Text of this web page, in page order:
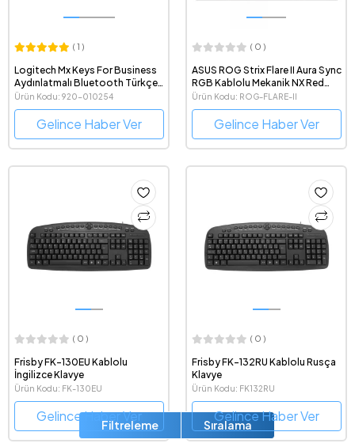
Filtreleme Sıralama
( 1 )
Logitech Mx Keys For Business
Aydınlatmalı Bluetooth Türkçe
Q Kurumsal Klavye
Ürün Kodu: 920-010254
Gelince Haber Ver
( 0 )
ASUS ROG Strix Flare II Aura Sync
RGB Kablolu Mekanik NX Red
Switch Türkçe Q Gaming Klavye
Ürün Kodu: ROG-FLARE-II
Gelince Haber Ver
( 0 )
Frisby FK-130EU Kablolu
İngilizce Klavye
Ürün Kodu: FK-130EU
Gelince Haber Ver
( 0 )
Frisby FK-132RU Kablolu Rusça
Klavye
Ürün Kodu: FK132RU
Gelince Haber Ver